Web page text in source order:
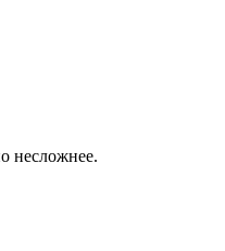
несложнее.